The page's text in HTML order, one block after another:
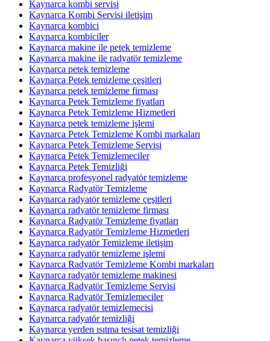
Kaynarca kombi servisi
Kaynarca Kombi Servisi iletişim
Kaynarca kombici
Kaynarca kombiciler
Kaynarca makine ile petek temizleme
Kaynarca makine ile radyatör temizleme
Kaynarca petek temizleme
Kaynarca Petek temizleme çeşitleri
Kaynarca petek temizleme firması
Kaynarca Petek Temizleme fiyatları
Kaynarca Petek Temizleme Hizmetleri
Kaynarca petek temizleme işlemi
Kaynarca Petek Temizleme Kombi markaları
Kaynarca Petek Temizleme Servisi
Kaynarca Petek Temizlemeciler
Kaynarca Petek Temizliği
Kaynarca profesyonel radyatör temizleme
Kaynarca Radyatör Temizleme
Kaynarca radyatör temizleme çeşitleri
Kaynarca radyatör temizleme firması
Kaynarca Radyatör Temizleme fiyatları
Kaynarca Radyatör Temizleme Hizmetleri
Kaynarca radyatör Temizleme iletişim
Kaynarca radyatör temizleme işlemi
Kaynarca Radyatör Temizleme Kombi markaları
Kaynarca radyatör temizleme makinesi
Kaynarca Radyatör Temizleme Servisi
Kaynarca Radyatör Temizlemeciler
Kaynarca radyatör temizlemecisi
Kaynarca radyatör temizliği
Kaynarca yerden ısıtma tesisat temizliği